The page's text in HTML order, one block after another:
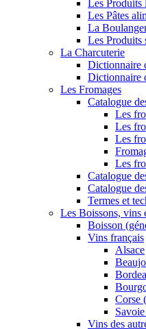
Les
Les Pâtes
La
Les Produits
La Charcuterie
Dictionnaire
Dictionnaire
Les Fromages
Catalogue
Les
Les
Les
Les
Catalogue
Catalogue
Termes et
Les Boissons, vins
Boisson
Vins français
Alsace
Corse
Vins des